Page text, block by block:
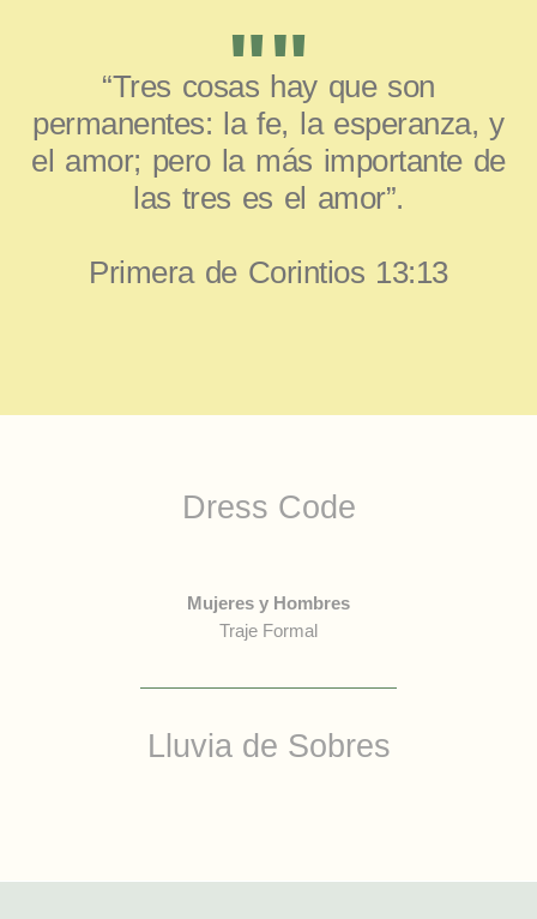
""
“Tres cosas hay que son
permanentes: la fe, la esperanza, y
el amor; pero la más importante de
las tres es el amor”.
Primera de Corintios 13:13
Dress Code
Mujeres y Hombres
Traje Formal
Lluvia de Sobres